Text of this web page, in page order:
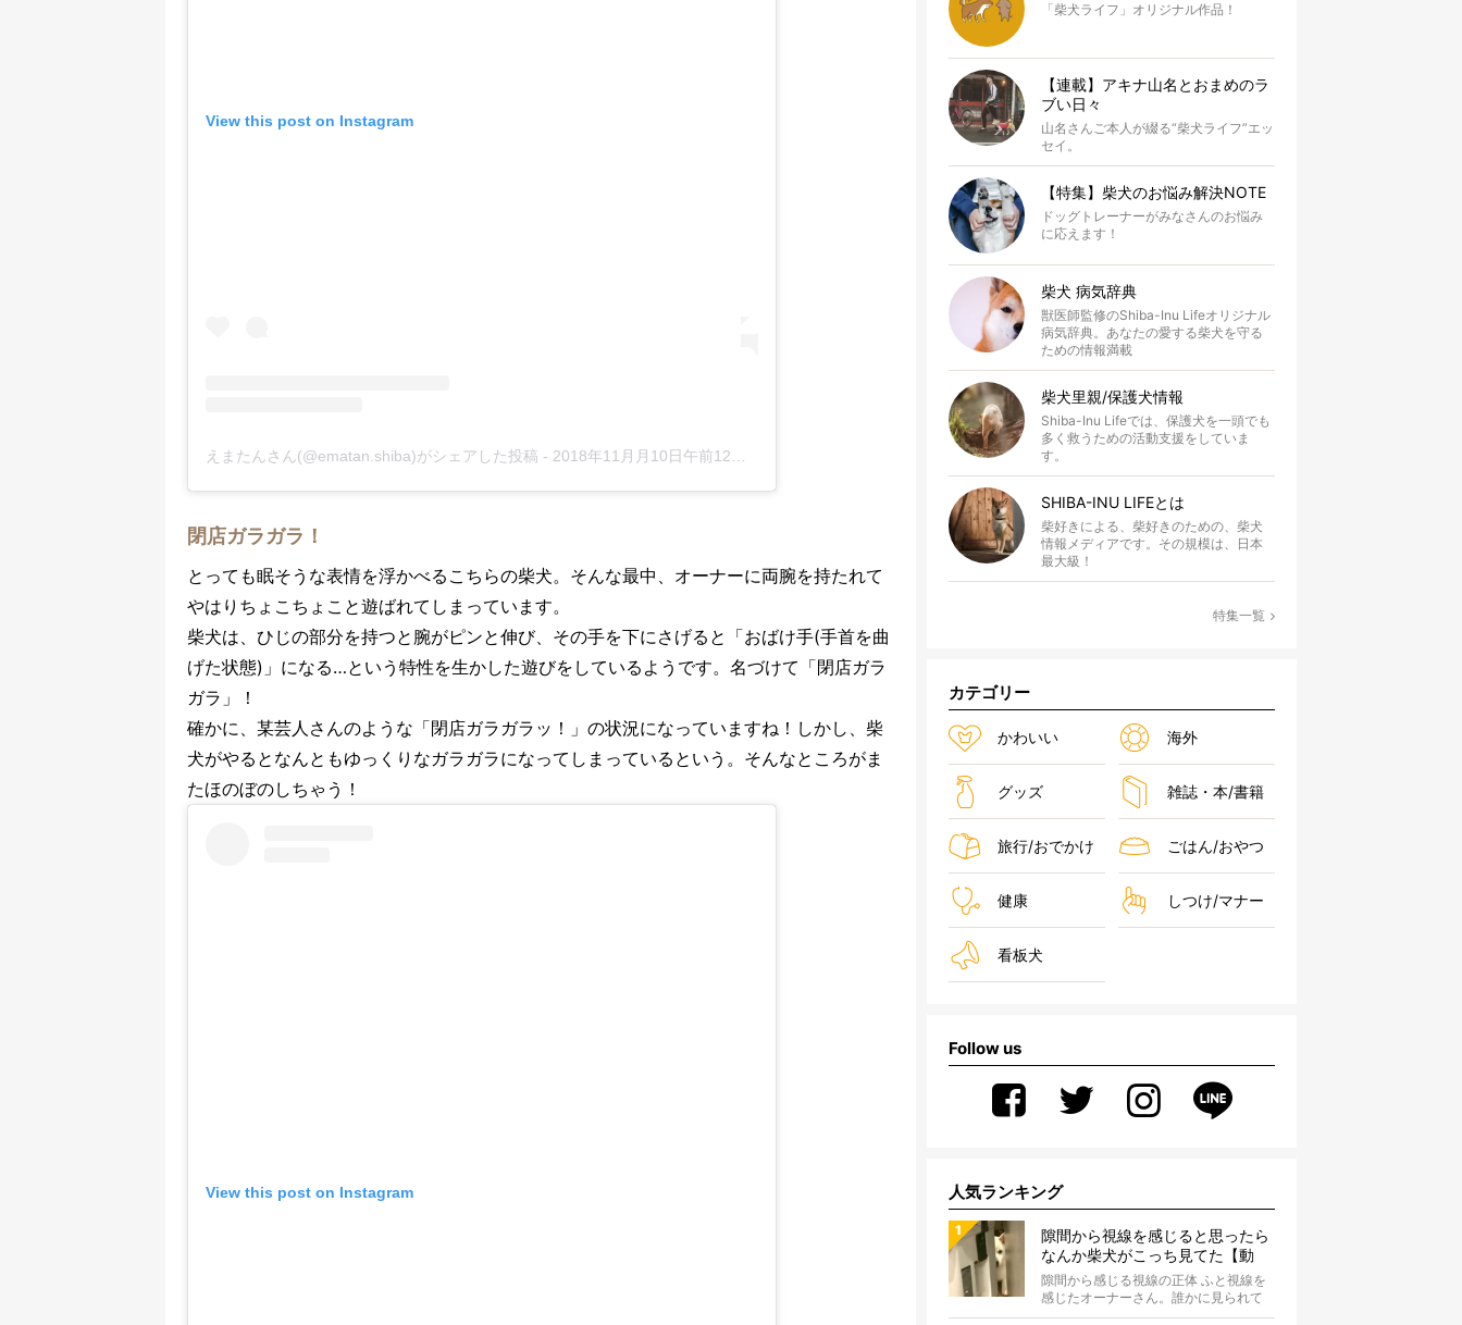
View this post on Instagram
えまたんさん(@ematan.shiba)がシェアした投稿 - 2018年11月月10日午前12時54分PST
閉店ガラガラ！
とっても眠そうな表情を浮かべるこちらの柴犬。そんな最中、オーナーに両腕を持たれて
やはりちょこちょこと遊ばれてしまっています。
柴犬は、ひじの部分を持つと腕がピンと伸び、その手を下にさげると「おばけ手(手首を曲
げた状態)」になる…という特性を生かした遊びをしているようです。名づけて「閉店ガラ
ガラ」！
確かに、某芸人さんのような「閉店ガラガラッ！」の状況になっていますね！しかし、柴
犬がやるとなんともゆっくりなガラガラになってしまっているという。そんなところがま
たほのぼのしちゃう！
View this post on Instagram
「柴犬ライフ」オリジナル作品！
【連載】アキナ山名とおまめのラ
ブい日々
山名さんご本人が綴る“柴犬ライフ”エッ
セイ。
【特集】柴犬のお悩み解決NOTE
ドッグトレーナーがみなさんのお悩み
に応えます！
柴犬 病気辞典
獣医師監修のShiba-Inu Lifeオリジナル
病気辞典。あなたの愛する柴犬を守る
ための情報満載
柴犬里親/保護犬情報
Shiba-Inu Lifeでは、保護犬を一頭でも
多く救うための活動支援をしていま
す。
SHIBA-INU LIFEとは
柴好きによる、柴好きのための、柴犬
情報メディアです。その規模は、日本
最大級！
特集一覧
カテゴリー
かわいい 海外
グッズ 雑誌・本/書籍
旅行/おでかけ ごはん/おやつ
健康 しつけ/マナー
看板犬
Follow us
人気ランキング
隙間から視線を感じると思ったら
なんか柴犬がこっち見てた【動
画】
隙間から感じる視線の正体 ふと視線を
感じたオーナーさん。誰かに見られて
いる気がするのです。 まさ...